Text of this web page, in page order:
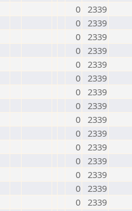
0 2339
0 2339
0 2339
0 2339
0 2339
0 2339
0 2339
0 2339
0 2339
0 2339
0 2339
0 2339
0 2339
0 2339
0 2339